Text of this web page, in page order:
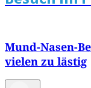
Mund-Nasen-
vielen zu lästig